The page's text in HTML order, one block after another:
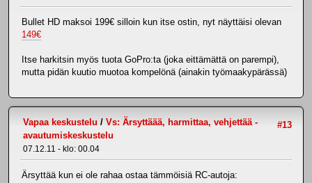
Bullet HD maksoi 199€ silloin kun itse ostin, nyt näyttäisi olevan
149€
Itse harkitsin myös tuota GoPro:ta (joka eittämättä on parempi),
mutta pidän kuutio muotoa kompelönä (ainakin työmaakypärässä)
#13
Vapaa keskustelu / Vs: Ärsyttäää, harmittaa, vehjettää -
avautumiskeskustelu
07.12.11 - klo: 00.04
Ärsyttää kun ei ole rahaa ostaa tämmöisiä RC-autoja: